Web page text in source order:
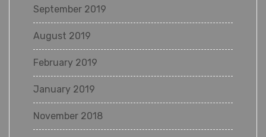
September 2019
August 2019
February 2019
January 2019
November 2018